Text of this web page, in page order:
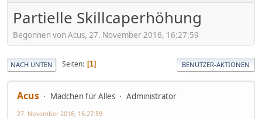
Partielle Skillcaperhöhung
Begonnen von Acus, 27. November 2016, 16:27:59
NACH UNTEN Seiten 1 BENUTZER-AKTIONEN
Acus Mädchen für Alles Administrator
27. November 2016, 16:27:59